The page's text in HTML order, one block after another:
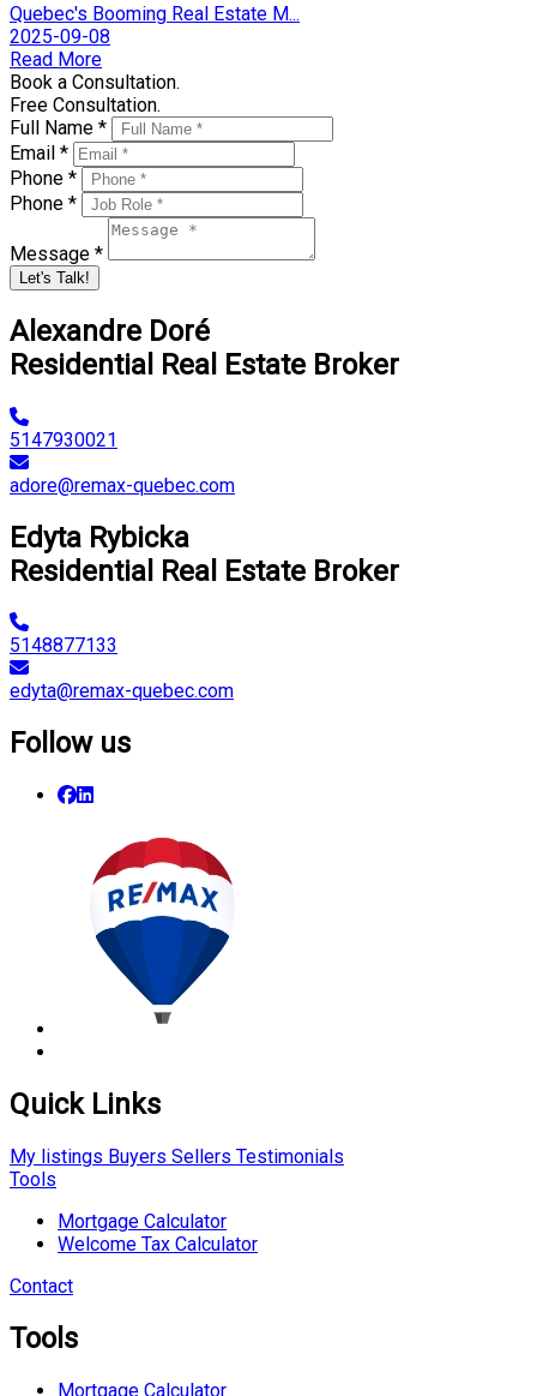
Quebec's Booming Real Estate M...
2025-09-08
Read More
Book a Consultation.
Free Consultation.
Full Name *
Email *
Phone *
Phone *
Message *
Let's Talk!
Alexandre Doré
Residential Real Estate Broker
5147930021
adore@remax-quebec.com
Edyta Rybicka
Residential Real Estate Broker
5148877133
edyta@remax-quebec.com
Follow us
Quick Links
My listings Buyers Sellers Testimonials
Tools
Mortgage Calculator
Welcome Tax Calculator
Contact
Tools
Mortgage Calculator